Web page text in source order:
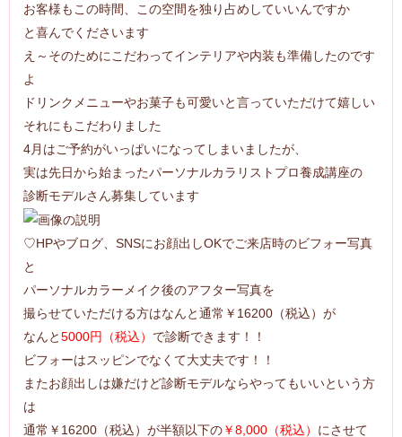
お客様もこの時間、この空間を独り占めしていいんですか
と喜んでくださいます
え～そのためにこだわってインテリアや内装も準備したのです
よ
ドリンクメニューやお菓子も可愛いと言っていただけて嬉しい
それにもこだわりました
4月はご予約がいっぱいになってしまいましたが、
実は先日から始まったパーソナルカラリストプロ養成講座の
診断モデルさん募集しています
♡HPやブログ、SNSにお顔出しOKでご来店時のビフォー写真
と
パーソナルカラーメイク後のアフター写真を
撮らせていただける方はなんと通常￥16200（税込）が
なんと5000円（税込） で診断できます！！
ビフォーはスッピンでなくて大丈夫です！！
またお顔出しは嫌だけど診断モデルならやってもいいという方
は
通常￥16200（税込）が半額以下の￥8,000（税込） にさせて